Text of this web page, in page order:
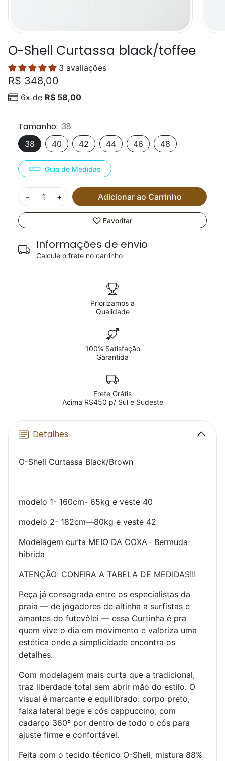
O-Shell Curtassa black/toffee
3 avaliações
R$ 348,00
6x de R$ 58,00
Tamanho: 38
38 40 42 44 46 48
Guia de Medidas
- + Adicionar ao Carrinho
Favoritar
Informações de envio
Calcule o frete no carrinho
Priorizamos a
Qualidade
100% Satisfação
Garantida
Frete Grátis
Acima R$450 p/ Sul e Sudeste
Detalhes
O-Shell Curtassa Black/Brown
modelo 1- 160cm- 65kg e veste 40
modelo 2- 182cm—80kg e veste 42
Modelagem curta MEIO DA COXA · Bermuda
híbrida
ATENÇÃO: CONFIRA A TABELA DE MEDIDAS!!!
Peça já consagrada entre os especialistas da
praia — de jogadores de altinha a surfistas e
amantes do futevôlei — essa Curtinha é pra
quem vive o dia em movimento e valoriza uma
estética onde a simplicidade encontra os
detalhes.
Com modelagem mais curta que a tradicional,
traz liberdade total sem abrir mão do estilo. O
visual é marcante e equilibrado: corpo preto,
faixa lateral bege e cós cappuccino, com
cadarço 360º por dentro de todo o cós para
ajuste firme e confortável.
Feita com o tecido técnico O-Shell, mistura 88%